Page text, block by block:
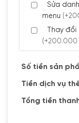
Sửa
menu
Thay
(+200.000
(+300.000
🔰 CÀI ĐẶT
Cài đặt
Số tiền sản
Tiền dịch vụ
Tổng tiền